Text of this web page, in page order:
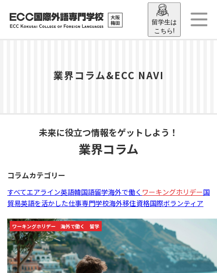
留学生は
こちら!
業界コラム&ECC NAVI
未来に役立つ情報をゲットしよう！
業界コラム
コラムカテゴリー
すべてエアライン英語韓国語留学海外で働く ワーキングホリデー国
貿易英語を活かした仕事専門学校海外移住資格国際ボランティア
ワーキングホリデー 海外で働く 留学